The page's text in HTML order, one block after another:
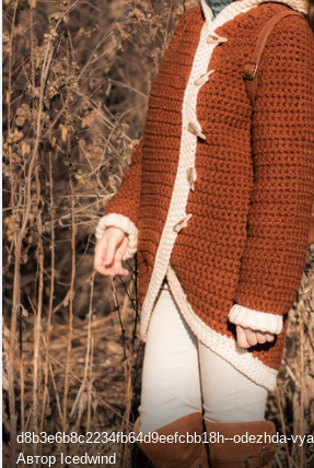
d8b3e6b8c2234fb64d9eefcbb18h--odezhda-
Автор Icedwind